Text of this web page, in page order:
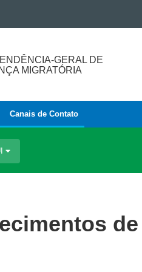
GERAL DE
MIGRATÓRIA
Canais de Contato